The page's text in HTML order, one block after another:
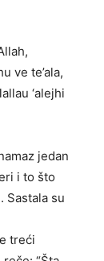
ve te’ala,
‘alejhi
jedan
i to što
Sastala su
treći